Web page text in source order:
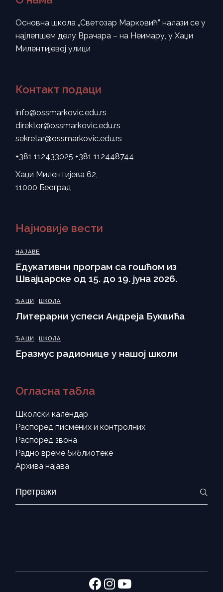
Основна школа „Светозар Марковић” налази се у
најлепшем делу Врачара – на Неимару, у Хаџи
Милентијевој улици
Контакт подаци
info@ossmarkovic.edu.rs
direktor@ossmarkovic.edu.rs
sekretar@ossmarkovic.edu.rs
+381 112433025 +381 112448744
Хаџи Милентијева 62,
11000 Београд
Најновије вести
НАЈАВЕ
Eдукативни програм са гошћом из
Швајцарске од 15. до 19. јуна 2026.
ЂАЦИ ШКОЛА
Литерарни успеси Андреја Буквића
ЂАЦИ ШКОЛА
Еразмус радионице у нашој школи
Огласна табла
Школски календар
Распоред писмених и контролних
Распоред звона
Радно време библиотеке
Архива најава
Search
for: